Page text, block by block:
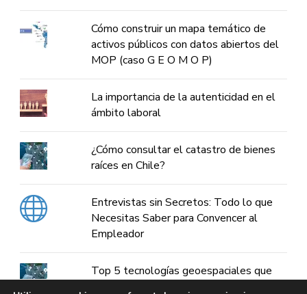
Cómo construir un mapa temático de
activos públicos con datos abiertos del
MOP (caso G E O M O P)
La importancia de la autenticidad en el
ámbito laboral
¿Cómo consultar el catastro de bienes
raíces en Chile?
Entrevistas sin Secretos: Todo lo que
Necesitas Saber para Convencer al
Empleador
Top 5 tecnologías geoespaciales que